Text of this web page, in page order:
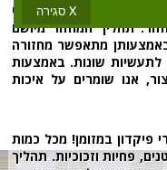
X סגירה
חרט על דגלו את ערכי
תהליך המחזור מיושם
מתאפשר מחזורה
שונות. באמצעות
אנו שומרים על איכות
פיקדון במזומן! מכל כמות
פחיות וזכוכיות. תהליך